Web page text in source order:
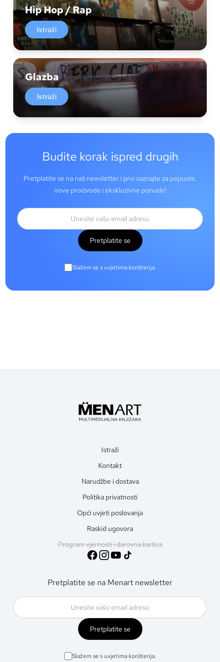
Hip Hop / Rap
Istraži
Glazba
Istraži
Budite korak ispred drugih
Pretplatite se na naš newsletter i prvi saznajte za popuste,
nove proizvode i ekskluzivne ponude!
Pretplatite se
Slažem se s uvjetima korištenja.
Istraži
Kontakt
Narudžbe i dostava
Politika privatnosti
Opći uvjeti poslovanja
Raskid ugovora
Program vjernosti i darovna kartica
Pretplatite se na Menart newsletter
Pretplatite se
Slažem se s uvjetima korištenja.